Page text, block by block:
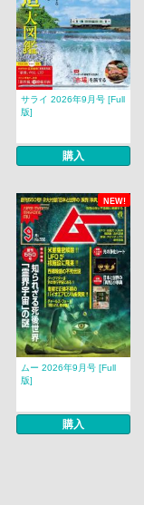
サライ 2026年9月号 [Full
版]
購入
NEW!
ムー 2026年9月号 [Full
版]
購入